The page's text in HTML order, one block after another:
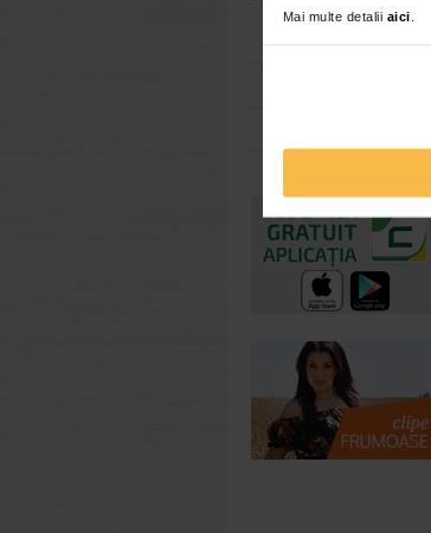
Mai multe detalii aici